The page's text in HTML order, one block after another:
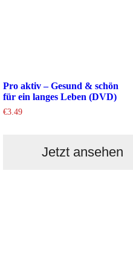
Pro aktiv – Gesund & schön
für ein langes Leben (DVD)
€3.49
Jetzt ansehen